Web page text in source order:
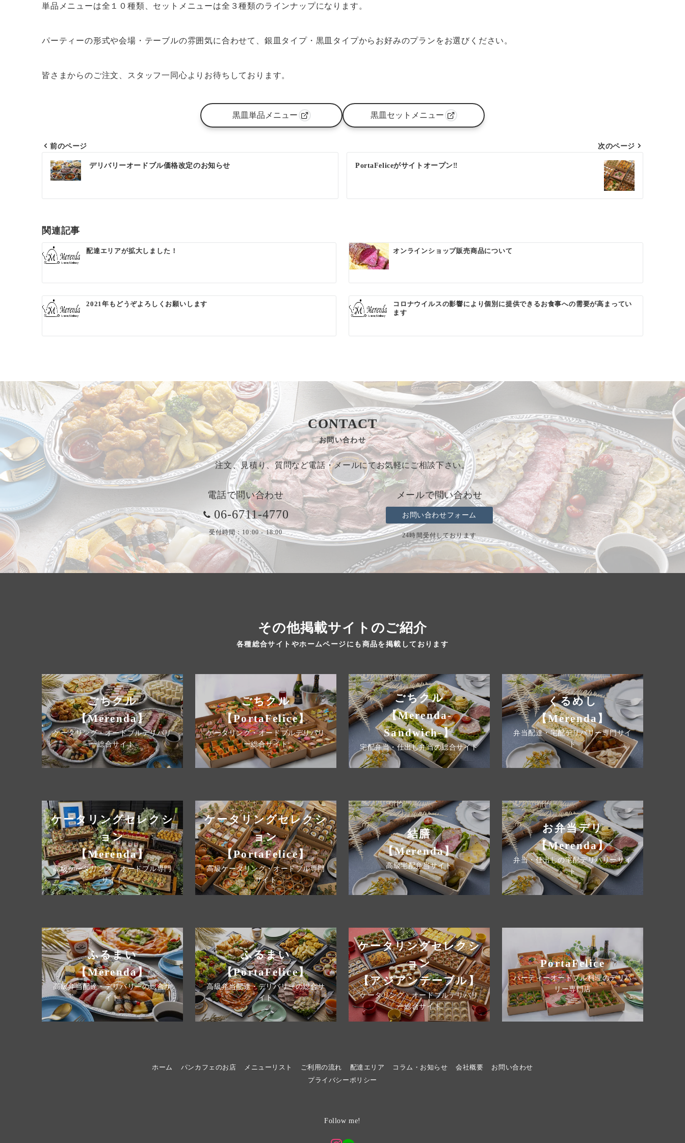
単品メニューは全１０種類、セットメニューは全３種類のラインナップになります。
パーティーの形式や会場・テーブルの雰囲気に合わせて、銀皿タイプ・黒皿タイプからお好みのプランをお選びください。
皆さまからのご注文、スタッフ一同心よりお待ちしております。
黒皿単品メニュー 黒皿セットメニュー
投
稿
ゲ
ー
シ
ョ
ン
前のページ
デリバリーオードブル価格改定のお知らせ
次のページ
PortaFeliceがサイトオープン‼
関連記事
配達エリアが拡大しました！ オンラインショップ販売商品について
2021年もどうぞよろしくお願いします
コロナウイルスの影響により個別に提供できるお食事への需要が高まってい
ます
CONTACT
お問い合わせ
注文、見積り、質問など電話・メールにてお気軽にご相談下さい。
電話で問い合わせ
06-6711-4770
受付時間：10:00 - 18:00
メールで問い合わせ
お問い合わせフォーム
24時間受付しております
その他掲載サイトのご紹介
各種総合サイトやホームページにも商品を掲載しております
ごちクル
【Merenda】
ケータリング・オードブルデリバリ
ー総合サイト
ごちクル
【PortaFelice】
ケータリング・オードブルデリバリ
ー総合サイト
ごちクル
【Merenda-
Sandwich-】
宅配弁当・仕出し弁当の総合サイト
くるめし
【Merenda】
弁当配達・宅配デリバリー専門サイ
ト
ケータリングセレクシ
ョン
【Merenda】
高級ケータリング・オードブル専門
サイト
ケータリングセレクシ
ョン
【PortaFelice】
高級ケータリング・オードブル専門
サイト
結膳
【Merenda】
高級宅配弁当サイト
お弁当デリ
【Merenda】
弁当・仕出しの宅配デリバリーサイ
ト
ふるまい
【Merenda】
高級弁当配達・デリバリーの総合サ
イト
ふるまい
【PortaFelice】
高級弁当配達・デリバリーの総合サ
イト
ケータリングセレクシ
ョン
【アジアンテーブル】
ケータリング・オードブルデリバリ
ー総合サイト
PortaFelice
パーティーオードブル料理のデリバ
リー専門店
ホーム パンカフェのお店 メニューリスト ご利用の流れ 配達エリア コラム・お知らせ 会社概要
お問い合わせ
プライバシーポリシー
Follow me!